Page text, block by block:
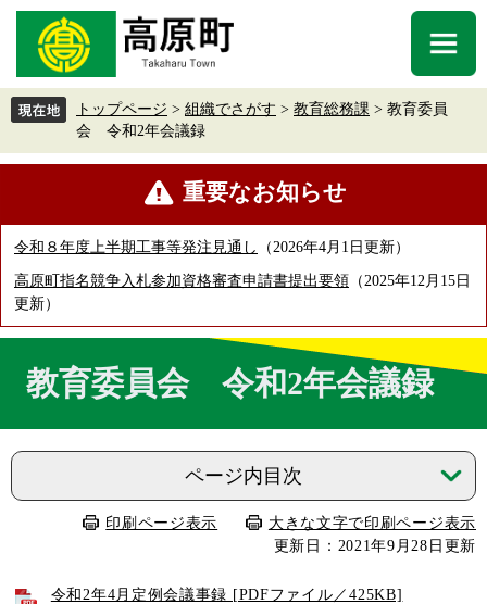
先
頭
を
飛
ニ
ュ
ー
トップページ > 組織でさがす > 教育総務課 > 教育委員
会 令和2年会議録
重要なお知らせ
令和８年度上半期工事等発注見通し 2026年4月1日更新
高原町指名競争入札参加資格審査申請書提出要領
2025年12月15日
更新
教育委員会 令和2年会議録
ページ内目次
印刷ページ表示
大きな文字で印刷ページ表示
更新日：2021年9月28日更新
令和2年4月定例会議事録 [PDFファイル／425KB]